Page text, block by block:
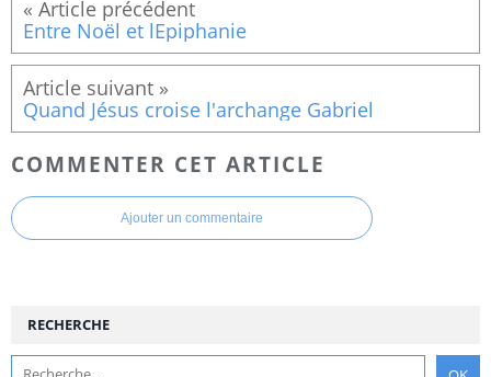
Entre Noël et lEpiphanie
Quand Jésus croise l'archange Gabriel
COMMENTER CET ARTICLE
Ajouter un commentaire
RECHERCHE